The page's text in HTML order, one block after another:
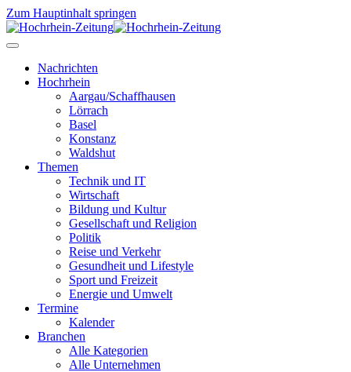
Zum Hauptinhalt springen
Nachrichten
Hochrhein
Aargau/Schaffhausen
Lörrach
Basel
Konstanz
Waldshut
Themen
Technik und IT
Wirtschaft
Bildung und Kultur
Gesellschaft und Religion
Politik
Reise und Verkehr
Gesundheit und Lifestyle
Sport und Freizeit
Energie und Umwelt
Termine
Kalender
Branchen
Alle Kategorien
Alle Unternehmen